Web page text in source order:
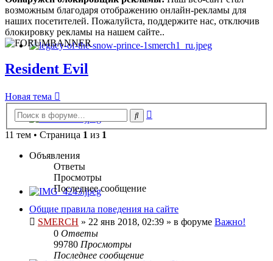
возможным благодаря отображению онлайн-рекламы для
наших посетителей. Пожалуйста, поддержите нас, отключив
блокировку рекламы на нашем сайте..
Resident Evil
Новая тема
Поиск
11 тем • Страница 1 из 1
Объявления
Ответы
Просмотры
Последнее сообщение
Общие правила поведения на сайте
SMERCH » 22 янв 2018, 02:39 » в форуме Важно!
0 Ответы
99780 Просмотры
Последнее сообщение